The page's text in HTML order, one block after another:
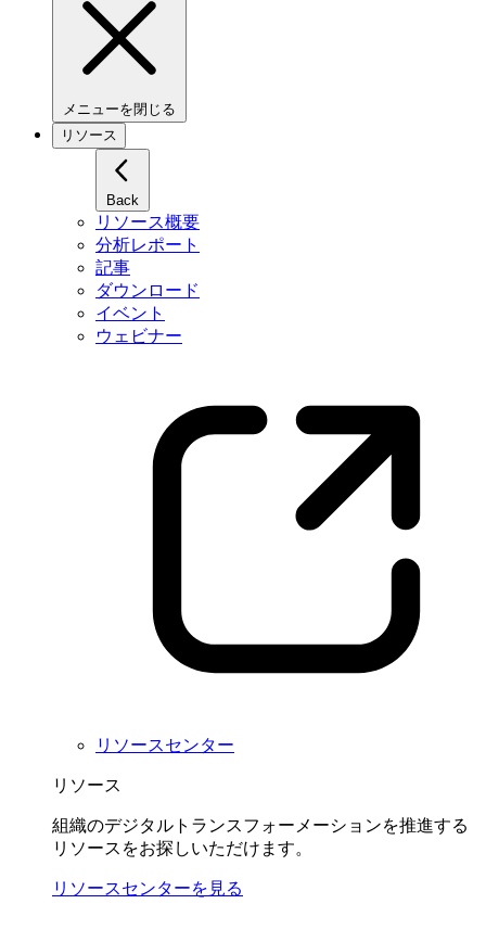
メニューを閉じる
リソース
Back
リソース概要
分析レポート
記事
ダウンロード
イベント
ウェビナー
リソースセンター
リソース
組織のデジタルトランスフォーメーションを推進する
リソースをお探しいただけます。
リソースセンターを見る